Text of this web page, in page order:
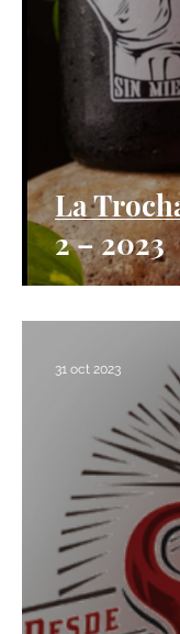
La
2 – 2023
31 oct 2023